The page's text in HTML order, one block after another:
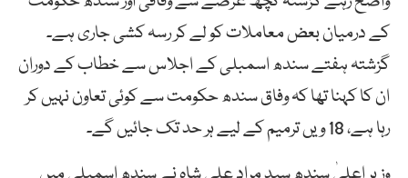
کے درمیان بعض معاملات کو لے کر رسہ کشی جاری ہے۔
گزشتہ ہفتے سندھ اسمبلی کے اجلاس سے خطاب کے دوران
ان کا کہنا تھا کہ وفاق سندھ حکومت سے کوئی تعاون نہیں کر
رہا ہے، 18 ویں ترمیم کے لیے ہر حد تک جائیں گے۔